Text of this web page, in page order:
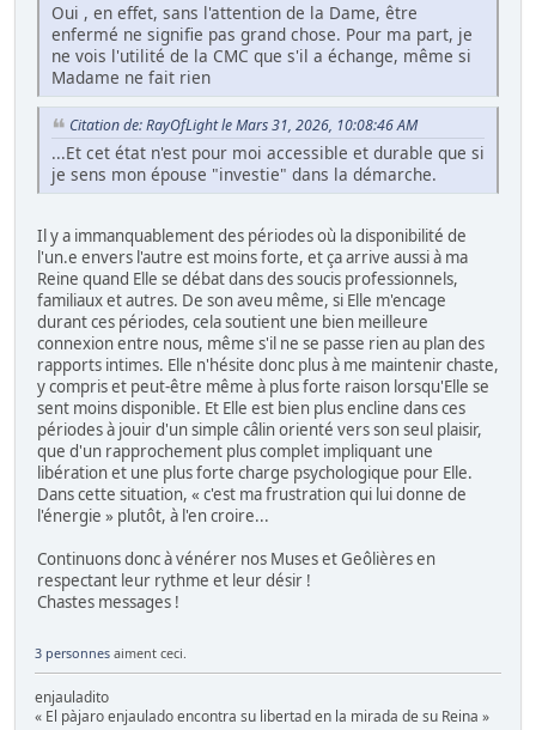
Oui , en effet, sans l'attention de la Dame, être
enfermé ne signifie pas grand chose. Pour ma part, je
ne vois l'utilité de la CMC que s'il a échange, même si
Madame ne fait rien
Citation de: RayOfLight le Mars 31, 2026, 10:08:46 AM
...Et cet état n'est pour moi accessible et durable que si
je sens mon épouse "investie" dans la démarche.
Il y a immanquablement des périodes où la disponibilité de
l'un.e envers l'autre est moins forte, et ça arrive aussi à ma
Reine quand Elle se débat dans des soucis professionnels,
familiaux et autres. De son aveu même, si Elle m'encage
durant ces périodes, cela soutient une bien meilleure
connexion entre nous, même s'il ne se passe rien au plan des
rapports intimes. Elle n'hésite donc plus à me maintenir chaste,
y compris et peut-être même à plus forte raison lorsqu'Elle se
sent moins disponible. Et Elle est bien plus encline dans ces
périodes à jouir d'un simple câlin orienté vers son seul plaisir,
que d'un rapprochement plus complet impliquant une
libération et une plus forte charge psychologique pour Elle.
Dans cette situation, « c'est ma frustration qui lui donne de
l'énergie » plutôt, à l'en croire...
Continuons donc à vénérer nos Muses et Geôlières en
respectant leur rythme et leur désir !
Chastes messages !
3 personnes aiment ceci.
enjauladito
« El pàjaro enjaulado encontra su libertad en la mirada de su Reina »